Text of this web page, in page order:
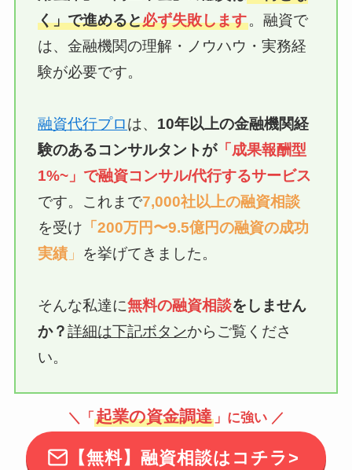
く」で進めると必ず失敗します。融資で
は、金融機関の理解・ノウハウ・実務経
験が必要です。
融資代行プロは、 10年以上の金融機関経
験のあるコンサルタントが「成果報酬型
1%~」で融資コンサル/代行するサービス
です。これまで7,000社以上の融資相談
を受け 「200万円〜9.5億円の融資の成功
実績 」 を挙げてきました。
そんな私達に無料の融資相談をしません
か？詳細は下記ボタンからご覧くださ
い。
＼「 起業の資金調達 」に強い ／
【無料】融資相談はコチラ>